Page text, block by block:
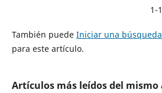
1-
También puede Iniciar una
para este artículo.
Artículos más leídos del